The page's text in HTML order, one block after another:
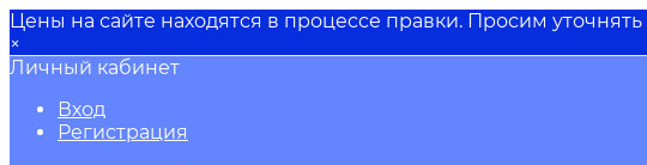
Цены на сайте находятся в процессе правки. Просим
×
Личный кабинет
Вход
Регистрация